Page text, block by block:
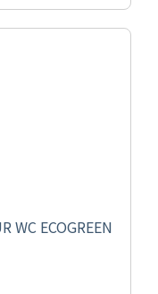
WC ECOGREEN